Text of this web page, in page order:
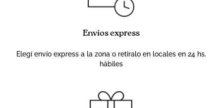
Envíos express
Elegí envío express a la zona o retiralo en locales en 24 hs.
hábiles